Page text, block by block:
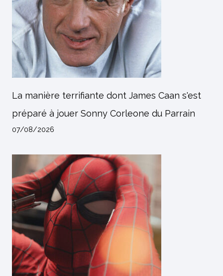
La manière terrifiante dont James Caan s'est
préparé à jouer Sonny Corleone du Parrain
07/08/2026